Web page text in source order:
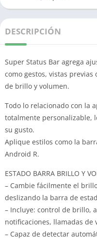
DESCRIPCIÓN
Super Status Bar agrega
como gestos, vistas
de brillo y volumen.
Todo lo relacionado con la
totalmente personalizable,
su gusto.
Aplique estilos como la
Android R.
ESTADO BARRA BRILLO Y
– Cambie fácilmente el
deslizando la barra de
– Incluye: control de brillo,
notificaciones, llamadas de
– Capaz de detectar